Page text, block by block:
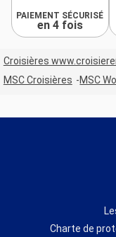
PAIEMENT SÉCURISÉ
en 4 fois
Croisières
MSC Croisières
MSC
Charte de